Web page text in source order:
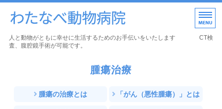
わたなべ動物病院｜宮
人と動物がともに幸せに生活するためのお手伝いをいたします CT検
査、腹腔鏡手術が可能です。
腫瘍治療
腫瘍の治療とは 「がん（悪性腫瘍）」とは